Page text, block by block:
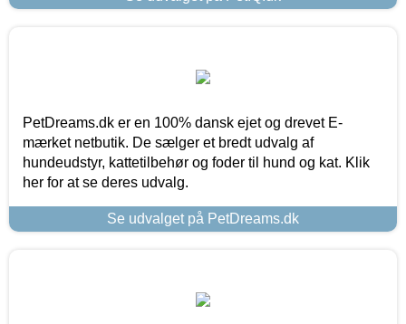
PetDreams.dk er en 100% dansk ejet og drevet E-
mærket netbutik. De sælger et bredt udvalg af
hundeudstyr, kattetilbehør og foder til hund og kat. Klik
her for at se deres udvalg.
Se udvalget på PetDreams.dk